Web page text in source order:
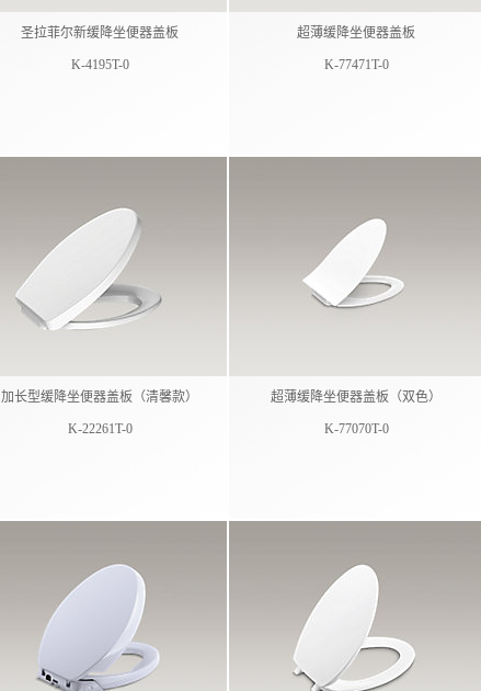
圣拉菲尔新缓降坐便器盖板
K-4195T-0
超薄缓降坐便器盖板
K-77471T-0
加长型缓降坐便器盖板（清馨款）
K-22261T-0
超薄缓降坐便器盖板（双色）
K-77070T-0